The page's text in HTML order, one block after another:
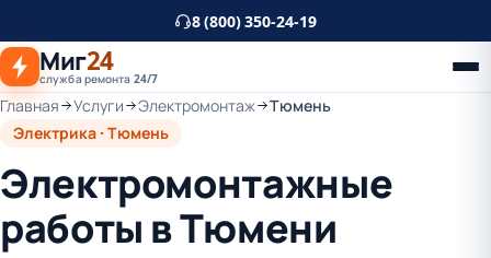
основному
контенту
8 (800) 350-24-19
Миг24
служба ремонта 24/7
Главная Услуги Электромонтаж
Тюмень
Электрика · Тюмень
Электромонтажные
работы в Тюмени